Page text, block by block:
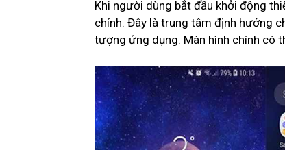
Khi người dùng bắt đầu khởi động
chính. Đây là trung tâm định hướng
tượng ứng dụng. Màn hình chính có